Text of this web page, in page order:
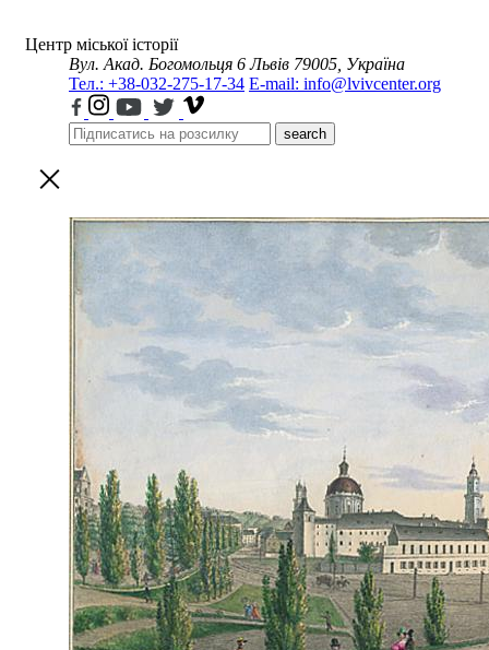
Центр міської історії
Вул. Акад. Богомольця 6 Львів 79005, Україна
Тел.: +38-032-275-17-34 E-mail: info@lvivcenter.org
search